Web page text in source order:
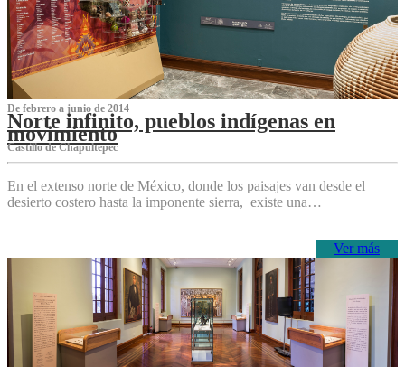
De febrero a junio de 2014
Norte infinito, pueblos indígenas en
movimiento
Castillo de Chapultepec
En el extenso norte de México, donde los paisajes van desde el
desierto costero hasta la imponente sierra, existe una…
Ver más